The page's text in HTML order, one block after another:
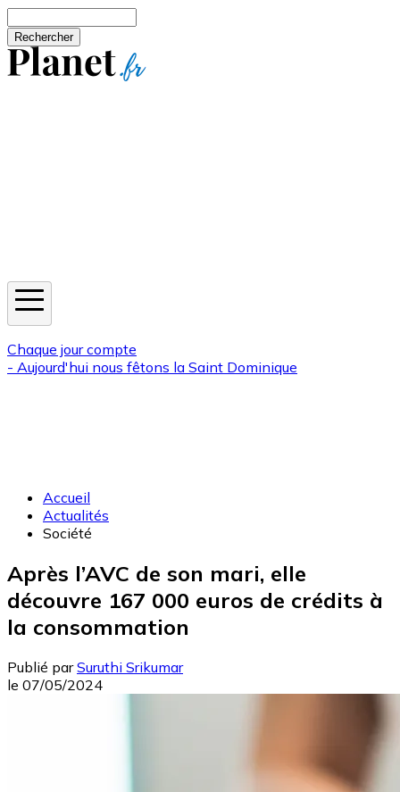
Chaque jour compte
- Aujourd'hui nous fêtons la Saint Dominique
Accueil
Actualités
Société
Après l’AVC de son mari, elle
découvre 167 000 euros de crédits à
la consommation
Publié par Suruthi Srikumar
le 07/05/2024